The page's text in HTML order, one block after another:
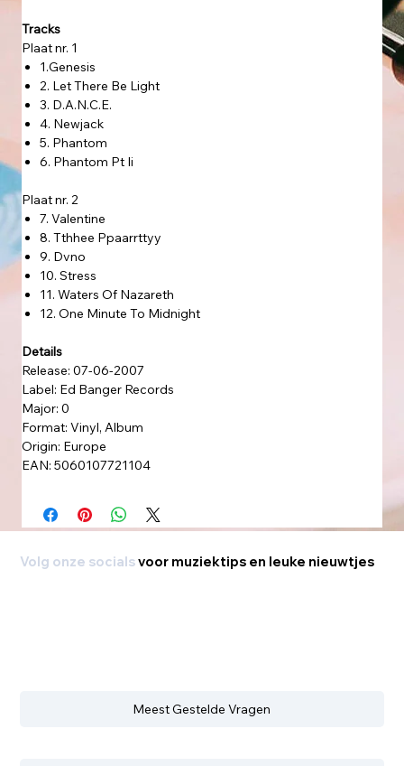
Tracks
Plaat nr. 1
1.Genesis
2. Let There Be Light
3. D.A.N.C.E.
4. Newjack
5. Phantom
6. Phantom Pt Ii
Plaat nr. 2
7. Valentine
8. Tthhee Ppaarrttyy
9. Dvno
10. Stress
11. Waters Of Nazareth
12. One Minute To Midnight
Details
Release: 07-06-2007
Label: Ed Banger Records
Major: 0
Format: Vinyl, Album
Origin: Europe
EAN: 5060107721104
Volg onze socialsvoor muziektips en leuke nieuwtjes
Meest Gestelde Vragen